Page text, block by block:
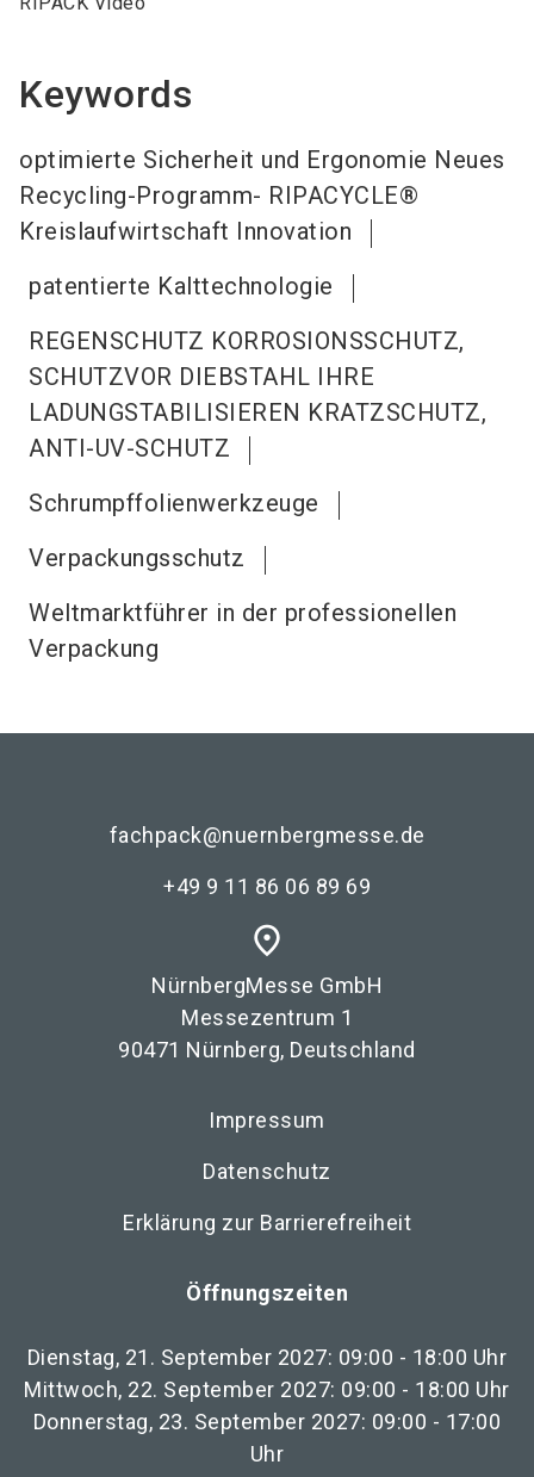
Keywords
optimierte Sicherheit und Ergonomie Neues
Recycling-Programm- RIPACYCLE®
Kreislaufwirtschaft Innovation
patentierte Kalttechnologie
REGENSCHUTZ KORROSIONSSCHUTZ,
SCHUTZVOR DIEBSTAHL IHRE
LADUNGSTABILISIEREN KRATZSCHUTZ,
ANTI-UV-SCHUTZ
Schrumpffolienwerkzeuge
Verpackungsschutz
Weltmarktführer in der professionellen
Verpackung
fachpack@nuernbergmesse.de
+49 9 11 86 06 89 69
place
NürnbergMesse GmbH
Messezentrum 1
90471 Nürnberg, Deutschland
Impressum
Datenschutz
Erklärung zur Barrierefreiheit
Öffnungszeiten
Dienstag, 21. September 2027: 09:00 - 18:00 Uhr
Mittwoch, 22. September 2027: 09:00 - 18:00 Uhr
Donnerstag, 23. September 2027: 09:00 - 17:00
Uhr